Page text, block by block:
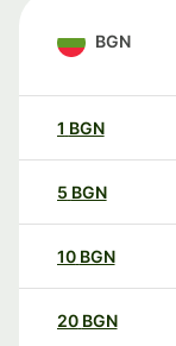
BGN
1 BGN
5 BGN
10 BGN
20 BGN